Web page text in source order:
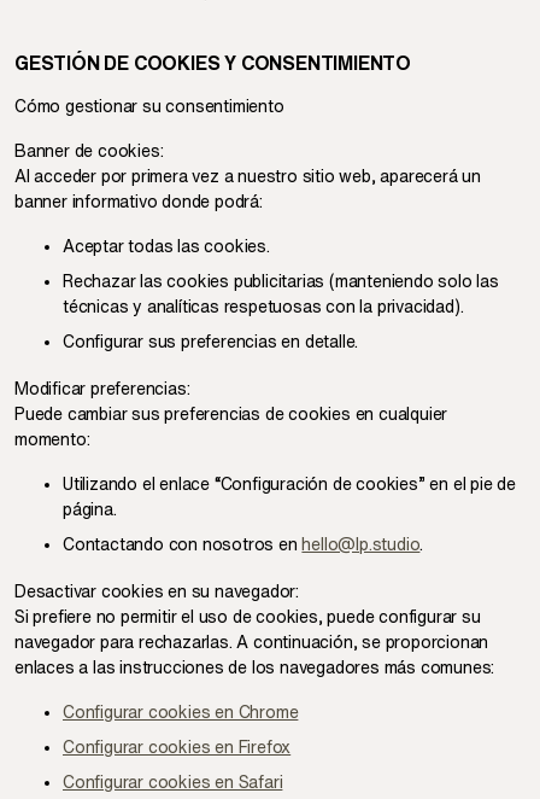
GESTIÓN DE COOKIES Y CONSENTIMIENTO
Cómo gestionar su consentimiento
Banner de cookies:
Al acceder por primera vez a nuestro sitio web, aparecerá un
banner informativo donde podrá:
Aceptar todas las cookies.
Rechazar las cookies publicitarias (manteniendo solo las
técnicas y analíticas respetuosas con la privacidad).
Configurar sus preferencias en detalle.
Modificar preferencias:
Puede cambiar sus preferencias de cookies en cualquier
momento:
Utilizando el enlace “Configuración de cookies” en el pie de
página.
Contactando con nosotros en hello@lp.studio.
Desactivar cookies en su navegador:
Si prefiere no permitir el uso de cookies, puede configurar su
navegador para rechazarlas. A continuación, se proporcionan
enlaces a las instrucciones de los navegadores más comunes:
Configurar cookies en Chrome
Configurar cookies en Firefox
Configurar cookies en Safari